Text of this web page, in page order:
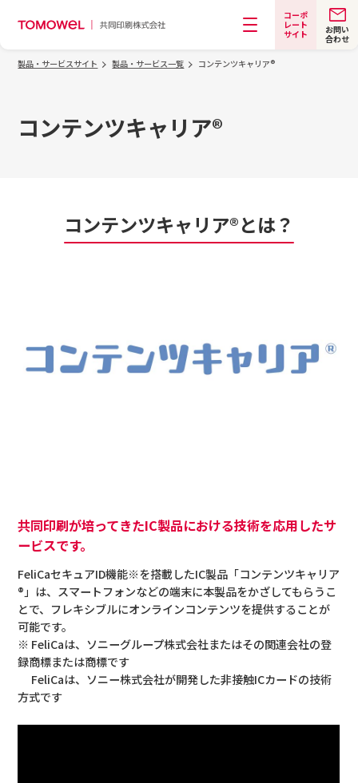
コーポ
レート
サイト
お問い
合わせ
製品・サービスサイト 製品・サービス一覧 コンテンツキャリア®
コンテンツキャリア®
コンテンツキャリア®とは？
共同印刷が培ってきたIC製品における技術を応用したサ
ービスです。
FeliCaセキュアID機能※を搭載したIC製品「コンテンツキャリア
®」は、スマートフォンなどの端末に本製品をかざしてもらうこ
とで、フレキシブルにオンラインコンテンツを提供することが
可能です。
※ FeliCaは、ソニーグループ株式会社またはその関連会社の登
録商標または商標です
FeliCaは、ソニー株式会社が開発した非接触ICカードの技術
方式です